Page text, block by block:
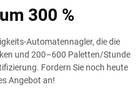
300 %
Automatennagler, die die
und 200–600 Paletten/Stunde
Fordern Sie noch heute
Angebot an!